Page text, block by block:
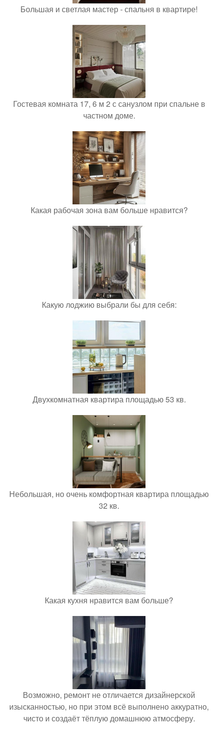
Большая и светлая мастер - спальня в квартире!
Гостевая комната 17, 6 м 2 с санузлом при спальне в
частном доме.
Какая рабочая зона вам больше нравится?
Какую лоджию выбрали бы для себя:
Двухкомнатная квартира площадью 53 кв.
Небольшая, но очень комфортная квартира площадью
32 кв.
Какая кухня нравится вам больше?
Возможно, ремонт не отличается дизайнерской
изысканностью, но при этом всё выполнено аккуратно,
чисто и создаёт тёплую домашнюю атмосферу.